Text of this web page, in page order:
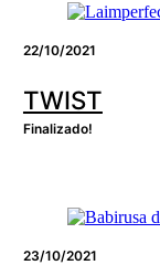
22/10/2021
TWIST
Finalizado!
23/10/2021